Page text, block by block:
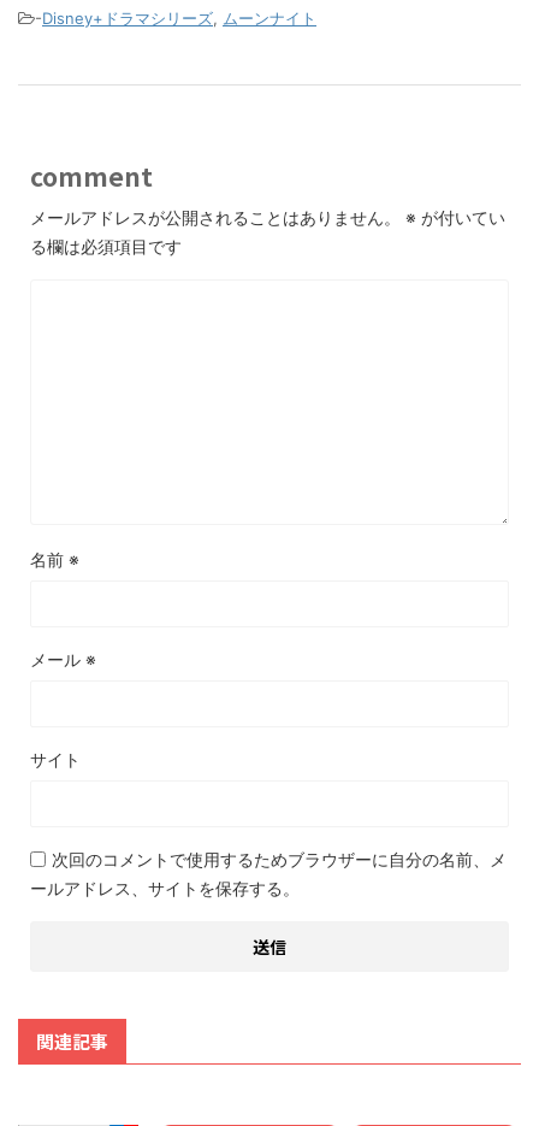
-Disney+ドラマシリーズ, ムーンナイト
comment
メールアドレスが公開されることはありません。 ※ が付いてい
る欄は必須項目です
名前 ※
メール ※
サイト
次回のコメントで使用するためブラウザーに自分の名前、メ
ールアドレス、サイトを保存する。
関連記事